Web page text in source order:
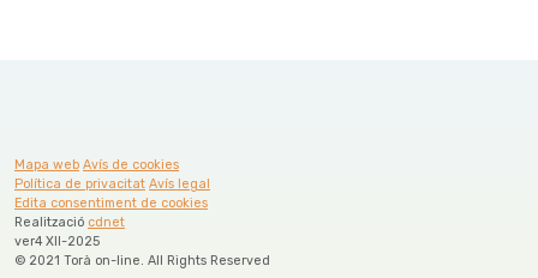
Mapa web Avís de cookies
Política de privacitat Avís legal
Edita consentiment de cookies
Realització cdnet
ver4 XII-2025
© 2021 Torà on-line. All Rights Reserved